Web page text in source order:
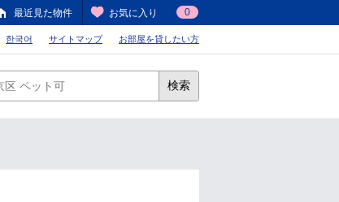
最近見た物件 お気に入り 0
한국어 サイトマップ お部屋を貸したい方
検索